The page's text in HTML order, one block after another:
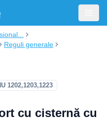
Reguli generale
1202,1203,1223
cu cisternă cu